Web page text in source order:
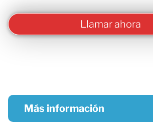
Llamar ahora
Más información